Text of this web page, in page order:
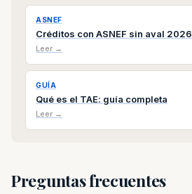
ASNEF
Créditos con ASNEF sin aval 2026
Leer →
GUÍA
Qué es el TAE: guía completa
Leer →
Preguntas frecuentes